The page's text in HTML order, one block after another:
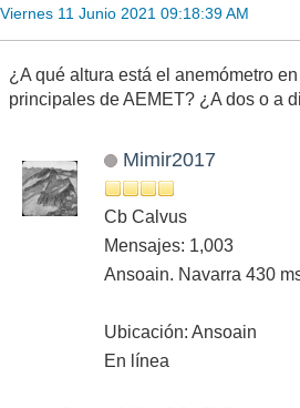
Viernes 11 Junio 2021 09:18:39 AM
¿A qué altura está el anemómetro
principales de AEMET? ¿A dos o a
Mimir2017
Cb Calvus
Mensajes: 1,003
Ansoain. Navarra 430
Ubicación: Ansoain
En línea